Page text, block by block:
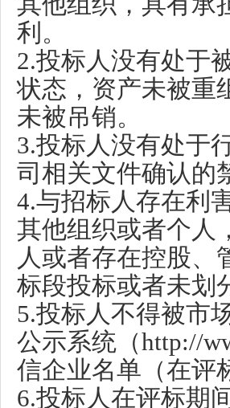
利。
2.投标人没有处于
状态，资产未被重
未被吊销。
3.投标人没有处于
司相关文件确认的
4.与招标人存在利
其他组织或者个人
人或者存在控股、
标段投标或者未划
5.投标人不得被市
公示系统（http://
信企业名单（在评
6.投标人在评标期